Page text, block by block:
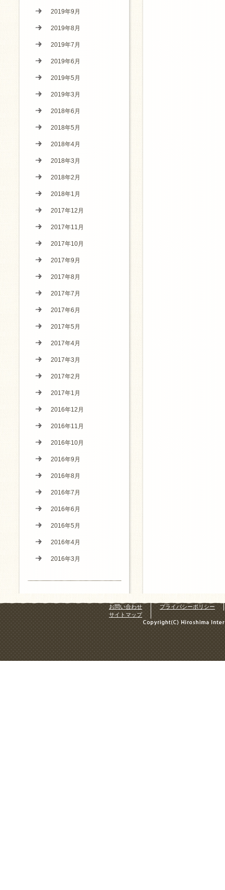
2019年9月
2019年8月
2019年7月
2019年6月
2019年5月
2019年3月
2018年6月
2018年5月
2018年4月
2018年3月
2018年2月
2018年1月
2017年12月
2017年11月
2017年10月
2017年9月
2017年8月
2017年7月
2017年6月
2017年5月
2017年4月
2017年3月
2017年2月
2017年1月
2016年12月
2016年11月
2016年10月
2016年9月
2016年8月
2016年7月
2016年6月
2016年5月
2016年4月
2016年3月
お問い合わせ
プライバシーポリシー
サイトマップ